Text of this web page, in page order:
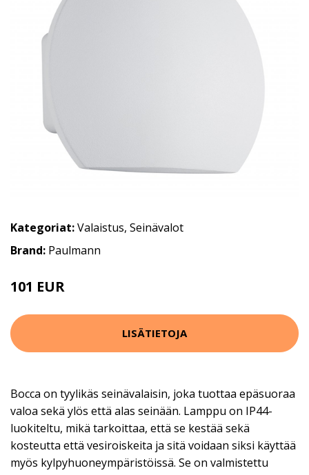
Kategoriat:Valaistus, Seinävalot
Brand: Paulmann
101 EUR
LISÄTIETOJA
Bocca on tyylikäs seinävalaisin, joka tuottaa epäsuoraa
valoa sekä ylös että alas seinään. Lamppu on IP44-
luokiteltu, mikä tarkoittaa, että se kestää sekä
kosteutta että vesiroiskeita ja sitä voidaan siksi käyttää
myös kylpyhuoneympäristöissä. Se on valmistettu